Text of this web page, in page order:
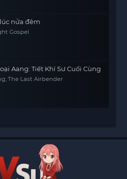
nửa đêm
Gospel
Aang: Tiết Khí Sư Cuối Cùng
The Last Airbender